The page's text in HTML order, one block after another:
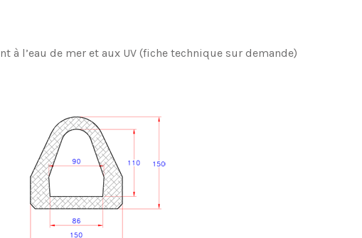
l’eau de mer et aux UV (fiche technique sur demande)